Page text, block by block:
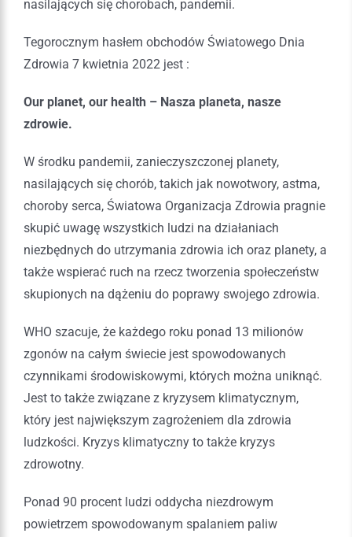
nasilających się chorobach, pandemii.
Tegorocznym hasłem obchodów Światowego Dnia
Zdrowia 7 kwietnia 2022 jest :
Our planet, our health – Nasza planeta, nasze
zdrowie.
W środku pandemii, zanieczyszczonej planety,
nasilających się chorób, takich jak nowotwory, astma,
choroby serca, Światowa Organizacja Zdrowia pragnie
skupić uwagę wszystkich ludzi na działaniach
niezbędnych do utrzymania zdrowia ich oraz planety, a
także wspierać ruch na rzecz tworzenia społeczeństw
skupionych na dążeniu do poprawy swojego zdrowia.
WHO szacuje, że każdego roku ponad 13 milionów
zgonów na całym świecie jest spowodowanych
czynnikami środowiskowymi, których można uniknąć.
Jest to także związane z kryzysem klimatycznym,
który jest największym zagrożeniem dla zdrowia
ludzkości. Kryzys klimatyczny to także kryzys
zdrowotny.
Ponad 90 procent ludzi oddycha niezdrowym
powietrzem spowodowanym spalaniem paliw